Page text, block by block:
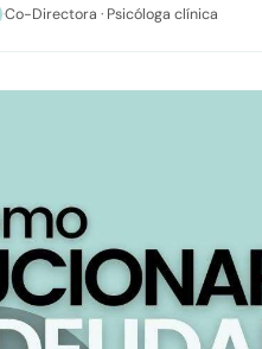
·Co-Directora · Psicóloga clínica